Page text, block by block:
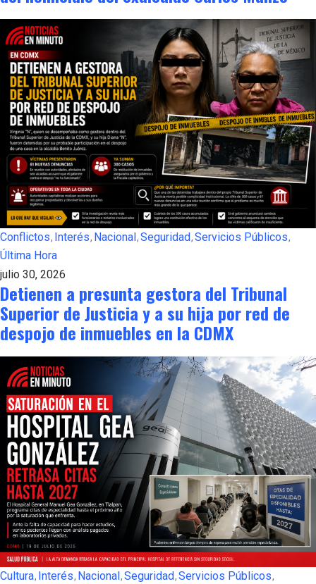
Conflictos Interés Nacional Seguridad Servicios Públicos
Última Hora
julio 30, 2026
Detienen a presunta gestora del Tribunal
Superior de Justicia y a su hija por red de
despojo de inmuebles en la CDMX
Cultura Interés Nacional Seguridad Servicios Públicos